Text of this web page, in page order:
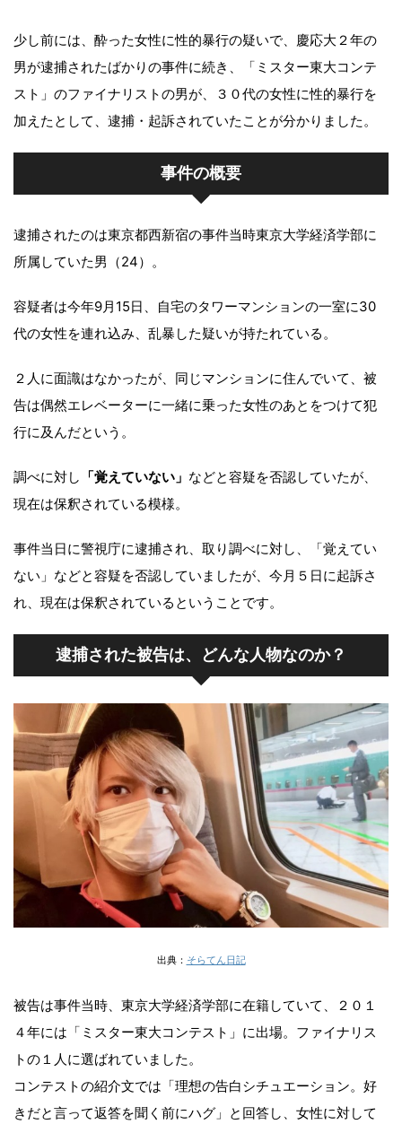
少し前には、酔った女性に性的暴行の疑いで、慶応大２年の
男が逮捕されたばかりの事件に続き、「ミスター東大コンテ
スト」のファイナリストの男が、３０代の女性に性的暴行を
加えたとして、逮捕・起訴されていたことが分かりました。
事件の概要
逮捕されたのは東京都西新宿の事件当時東京大学経済学部に
所属していた男（24）。
容疑者は今年9月15日、自宅のタワーマンションの一室に30
代の女性を連れ込み、乱暴した疑いが持たれている。
２人に面識はなかったが、同じマンションに住んでいて、被
告は偶然エレベーターに一緒に乗った女性のあとをつけて犯
行に及んだという。
調べに対し 「覚えていない」 などと容疑を否認していたが、
現在は保釈されている模様。
事件当日に警視庁に逮捕され、取り調べに対し、「覚えてい
ない」などと容疑を否認していましたが、今月５日に起訴さ
れ、現在は保釈されているということです。
逮捕された被告は、どんな人物なのか？
出典： そらてん日記
被告は事件当時、東京大学経済学部に在籍していて、２０１
４年には「ミスター東大コンテスト」に出場。ファイナリス
トの１人に選ばれていました。
コンテストの紹介文では「理想の告白シチュエーション。好
きだと言って返答を聞く前にハグ」と回答し、女性に対して